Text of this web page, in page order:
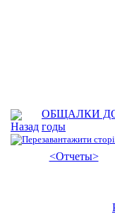
ОБЩАЛКИ
годы
<Отчеты>